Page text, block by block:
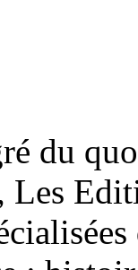
du
Les